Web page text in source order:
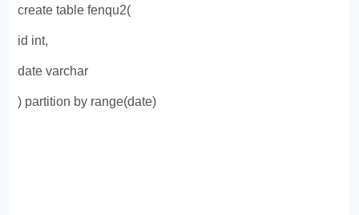
create table fenqu2(
id int,
date varchar
) partition by range(date)